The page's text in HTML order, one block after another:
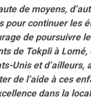
de moyens,
pour continuer les
de poursuivre
de Tokpli à Lomé,
Unis et d’ailleurs,
de l’aide à ces
dans la